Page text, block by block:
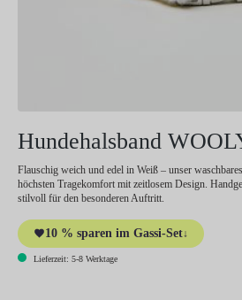
Hundehalsband
Flauschig weich und edel in Weiß – unser
höchsten Tragekomfort mit zeitlosem Design.
stilvoll für den besonderen Auftritt.
10 % sparen im Gassi-Set↓
Lieferzeit: 5-8 Werktage